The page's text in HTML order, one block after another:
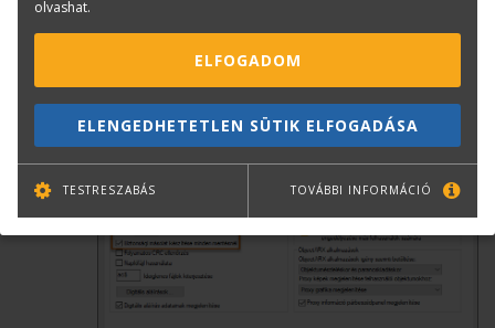
készítése minden mentésnél jelölőnégyzet.
olvashat.
ELFOGADOM
ELENGEDHETETLEN SÜTIK ELFOGADÁSA
TESTRESZABÁS TOVÁBBI INFORMÁCIÓ